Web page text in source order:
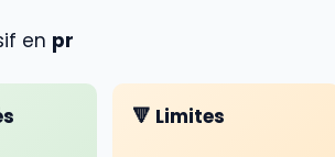
en pr
🔻 Limites